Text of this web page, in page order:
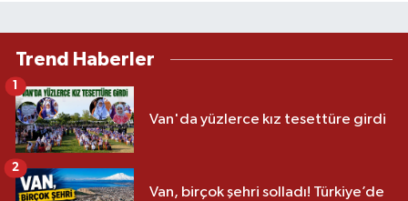
Trend Haberler
Van'da yüzlerce kız tesettüre girdi
Van, birçok şehri solladı! Türkiye’de
2